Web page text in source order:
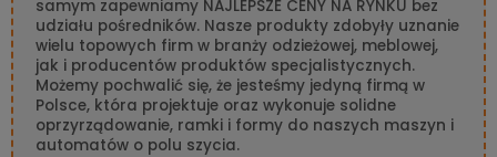
samym zapewniamy NAJLEPSZE CENY NA RYNKU bez
udziału pośredników. Nasze produkty zdobyły uznanie
wielu topowych firm w branży odzieżowej, meblowej,
jak i producentów produktów specjalistycznych.
Możemy pochwalić się, że jesteśmy jedyną firmą w
Polsce, która projektuje oraz wykonuje solidne
oprzyrządowanie, ramki i formy do naszych maszyn i
automatów o polu szycia.